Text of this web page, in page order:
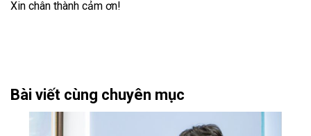
Xin chân thành cảm ơn!
Bài viết cùng chuyên mục